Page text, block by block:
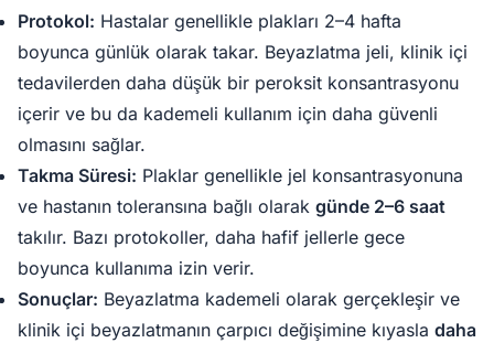
Protokol: Hastalar genellikle plakları 2–4 hafta
boyunca günlük olarak takar. Beyazlatma jeli, klinik içi
tedavilerden daha düşük bir peroksit konsantrasyonu
içerir ve bu da kademeli kullanım için daha güvenli
olmasını sağlar.
Takma Süresi: Plaklar genellikle jel konsantrasyonuna
ve hastanın toleransına bağlı olarak günde 2–6 saat
takılır. Bazı protokoller, daha hafif jellerle gece
boyunca kullanıma izin verir.
Sonuçlar: Beyazlatma kademeli olarak gerçekleşir ve
klinik içi beyazlatmanın çarpıcı değişimine kıyasla daha